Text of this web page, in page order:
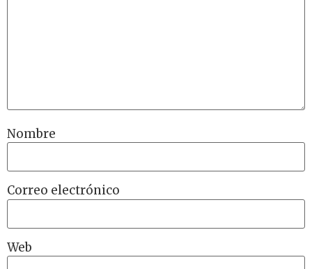
Nombre
Correo electrónico
Web